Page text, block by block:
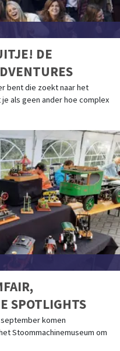
DE
bent die zoekt naar het
als geen ander hoe complex
SPOTLIGHTS
september komen
Stoommachinemuseum om